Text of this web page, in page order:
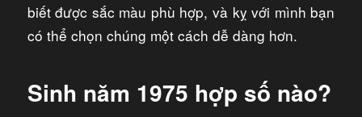
biết được sắc màu phù hợp, và kỵ với mình bạn
có thể chọn chúng một cách dễ dàng hơn.
Sinh năm 1975 hợp số nào?